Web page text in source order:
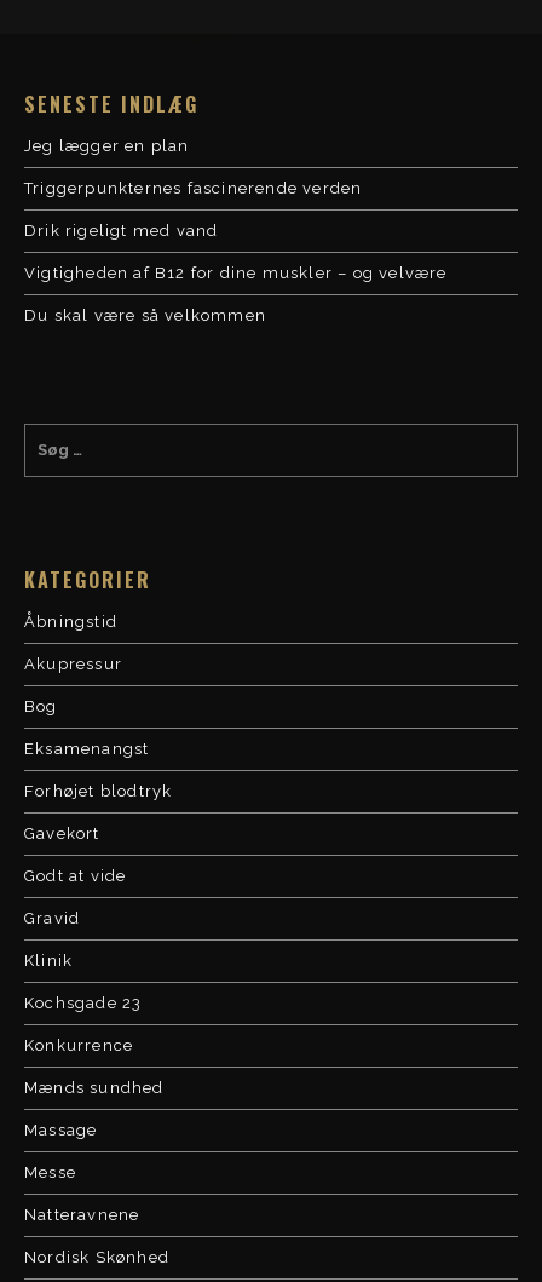
SENESTE INDLÆG
Jeg lægger en plan
Triggerpunkternes fascinerende verden
Drik rigeligt med vand
Vigtigheden af B12 for dine muskler – og velvære
Du skal være så velkommen
KATEGORIER
Åbningstid
Akupressur
Bog
Eksamenangst
Forhøjet blodtryk
Gavekort
Godt at vide
Gravid
Klinik
Kochsgade 23
Konkurrence
Mænds sundhed
Massage
Messe
Natteravnene
Nordisk Skønhed